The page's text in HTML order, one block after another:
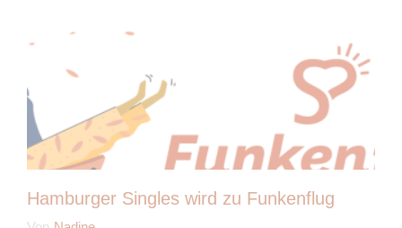
Hamburger Singles wird zu Funkenflug